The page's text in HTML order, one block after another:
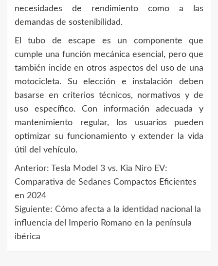
necesidades de rendimiento como a las
demandas de sostenibilidad.
El tubo de escape es un componente que
cumple una función mecánica esencial, pero que
también incide en otros aspectos del uso de una
motocicleta. Su elección e instalación deben
basarse en criterios técnicos, normativos y de
uso específico. Con información adecuada y
mantenimiento regular, los usuarios pueden
optimizar su funcionamiento y extender la vida
útil del vehículo.
Navegación
de
entradas
Anterior: Tesla Model 3 vs. Kia Niro EV:
Comparativa de Sedanes Compactos Eficientes
en 2024
Siguiente: Cómo afecta a la identidad nacional la
influencia del Imperio Romano en la península
ibérica